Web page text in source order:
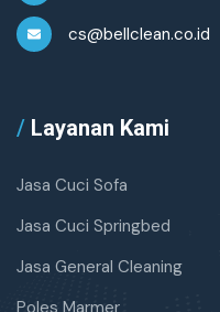
cs@bellclean.co.id
/ Layanan Kami
Jasa Cuci Sofa
Jasa Cuci Springbed
Jasa General Cleaning